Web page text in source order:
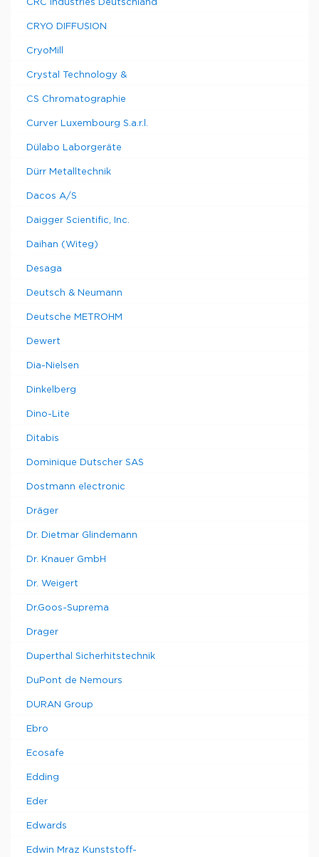
CRC Industries Deutschland
CRYO DIFFUSION
CryoMill
Crystal Technology &
CS Chromatographie
Curver Luxembourg S.a.r.l.
Dülabo Laborgeräte
Dürr Metalltechnik
Dacos A/S
Daigger Scientific, Inc.
Daihan (Witeg)
Desaga
Deutsch & Neumann
Deutsche METROHM
Dewert
Dia-Nielsen
Dinkelberg
Dino-Lite
Ditabis
Dominique Dutscher SAS
Dostmann electronic
Dräger
Dr. Dietmar Glindemann
Dr. Knauer GmbH
Dr. Weigert
Dr.Goos-Suprema
Drager
Duperthal Sicherhitstechnik
DuPont de Nemours
DURAN Group
Ebro
Ecosafe
Edding
Eder
Edwards
Edwin Mraz Kunststoff-